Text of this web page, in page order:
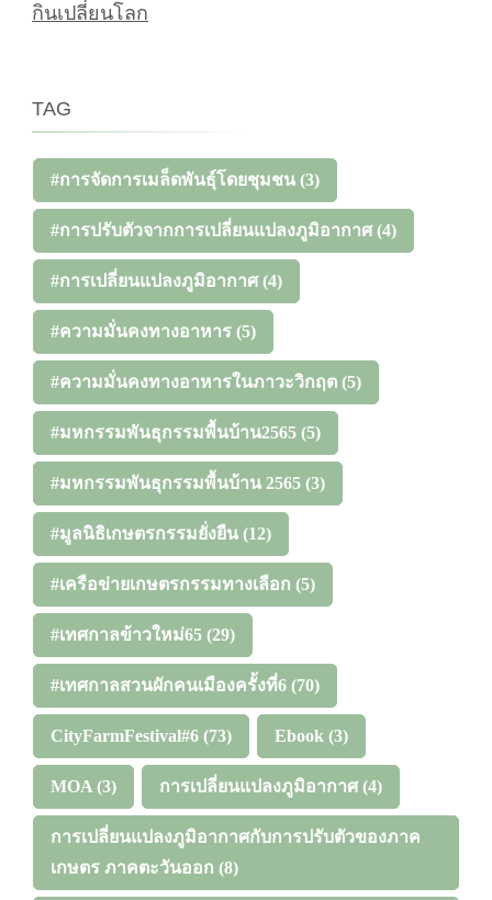
กินเปลี่ยนโลก
TAG
#การจัดการเมล็ดพันธุ์โดยชุมชน (3)
#การปรับตัวจากการเปลี่ยนแปลงภูมิอากาศ(4)
#การเปลี่ยนแปลงภูมิอากาศ(4)
#ความมั่นคงทางอาหาร (5)
#ความมั่นคงทางอาหารในภาวะวิกฤต (5)
#มหกรรมพันธุกรรมพื้นบ้าน2565 (5)
#มหกรรมพันธุกรรมพื้นบ้าน 2565 (3)
#มูลนิธิเกษตรกรรมยั่งยืน (12)
#เครือข่ายเกษตรกรรมทางเลือก (5)
#เทศกาลข้าวใหม่65 (29)
#เทศกาลสวนผักคนเมืองครั้งที่6 (70)
CityFarmFestival#6 (73) Ebook (3)
MOA (3) การเปลี่ยนแปลงภูมิอากาศ(4)
การเปลี่ยนแปลงภูมิอากาศกับการปรับตัวของภาค
เกษตร ภาคตะวันออก (8)